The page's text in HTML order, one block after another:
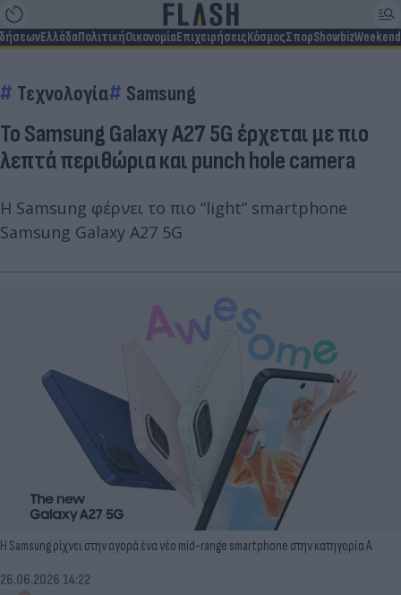
ΕλλάδαΠολιτικήΟικονομίαΕπιχειρήσειςΚόσμοςΣπορShowbizWeekend
Τεχνολογία Samsung
To Samsung Galaxy A27 5G έρχεται με πιο
λεπτά περιθώρια και punch hole camera
Η Samsung φέρνει το πιο “light” smartphone
Samsung Galaxy A27 5G
Η Samsung ρίχνει στην αγορά ένα νέο mid-range smartphone στην κατηγορία Α
26.06.2026 14:22